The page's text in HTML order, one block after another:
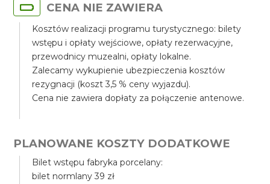
CENA NIE ZAWIERA
Kosztów realizacji programu turystycznego: bilety
wstępu i opłaty wejściowe, opłaty rezerwacyjne,
przewodnicy muzealni, opłaty lokalne.
Zalecamy wykupienie ubezpieczenia kosztów
rezygnacji (koszt 3,5 % ceny wyjazdu).
Cena nie zawiera dopłaty za połączenie antenowe.
PLANOWANE KOSZTY DODATKOWE
Bilet wstępu fabryka porcelany:
bilet normlany 39 zł